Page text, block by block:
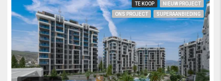
TE KOOP
NIEUW PROJECT
ONS PROJECT
SUPERAANBIEDING